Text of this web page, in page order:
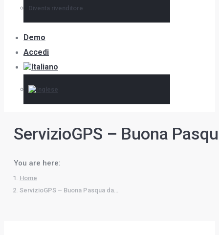
Diventa rivenditore
Demo
Accedi
ServizioGPS – Buona
You are here:
Home
ServizioGPS – Buona Pasqua da…